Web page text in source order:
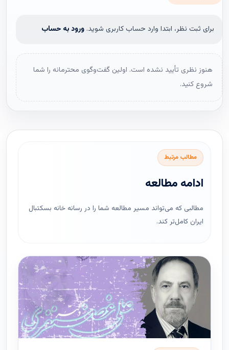
برای ثبت نظر، ابتدا وارد حساب کاربری شوید. ورود به حساب
هنوز نظری تأیید نشده است. اولین گفت‌وگوی محترمانه را شما
شروع کنید.
مطالب مرتبط
ادامه مطالعه
مطالبی که می‌تواند مسیر مطالعه شما را در رسانه خانه بسکتبال
ایران کامل‌تر کند.